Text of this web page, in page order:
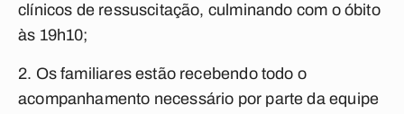
clínicos de ressuscitação, culminando com o óbito
às 19h10;
2. Os familiares estão recebendo todo o
acompanhamento necessário por parte da equipe